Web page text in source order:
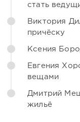
стать
Виктория
причёску
Ксения
Евгения
вещами
Дмитрий
жильё